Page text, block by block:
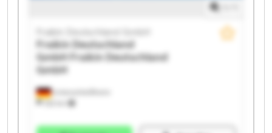
Unterschleißheim
332 km
Fraikin Deutschland GmbH
Fraikin Deutschland
GmbHFraikin Deutschland
GmbH